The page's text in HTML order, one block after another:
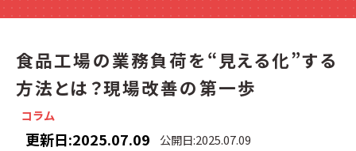
食品工場の業務負荷を“見える化”する
方法とは？現場改善の第一歩
コラム
更新日:2025.07.09 公開日:2025.07.09